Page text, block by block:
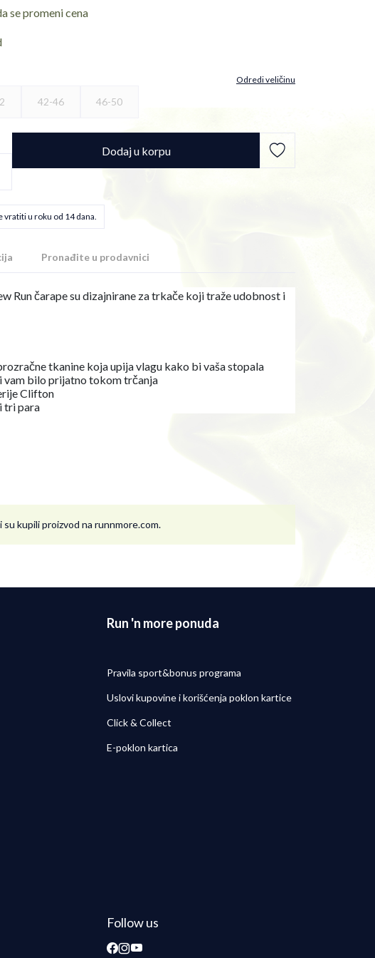
se promeni cena
Odredi veličinu
42-46 46-50
Dodaj u korpu
vratiti u roku od 14 dana.
Pronađite u prodavnici
Run čarape su dizajnirane za trkače koji traže udobnost i
tkanine koja upija vlagu kako bi vaša stopala
vam bilo prijatno tokom trčanja
Clifton
tri para
kupili proizvod na runnmore.com.
Run 'n more ponuda
Pravila sport&bonus programa
Uslovi kupovine i korišćenja poklon kartice
Click & Collect
E-poklon kartica
Follow us